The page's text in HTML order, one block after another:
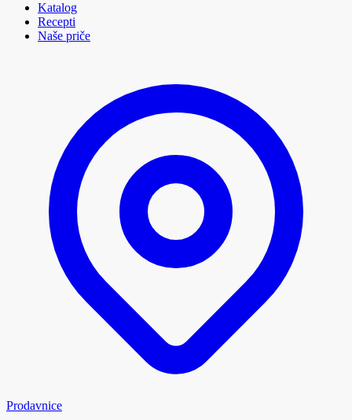
Katalog
Recepti
Naše priče
Prodavnice